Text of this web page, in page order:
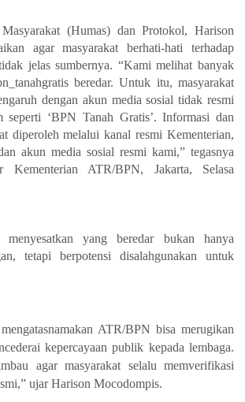
(Humas) dan Protokol, Harison
agar masyarakat berhati-hati terhadap
jelas sumbernya. “Kami melihat banyak
beredar. Untuk itu, masyarakat
dengan akun media sosial tidak resmi
seperti ‘BPN Tanah Gratis’. Informasi dan
diperoleh melalui kanal resmi Kementerian,
akun media sosial resmi kami,” tegasnya
ATR/BPN, Jakarta, Selasa
menyesatkan yang beredar bukan hanya
tetapi berpotensi disalahgunakan untuk
ATR/BPN bisa merugikan
kepercayaan publik kepada lembaga.
agar masyarakat selalu memverifikasi
ujar Harison Mocodompis.